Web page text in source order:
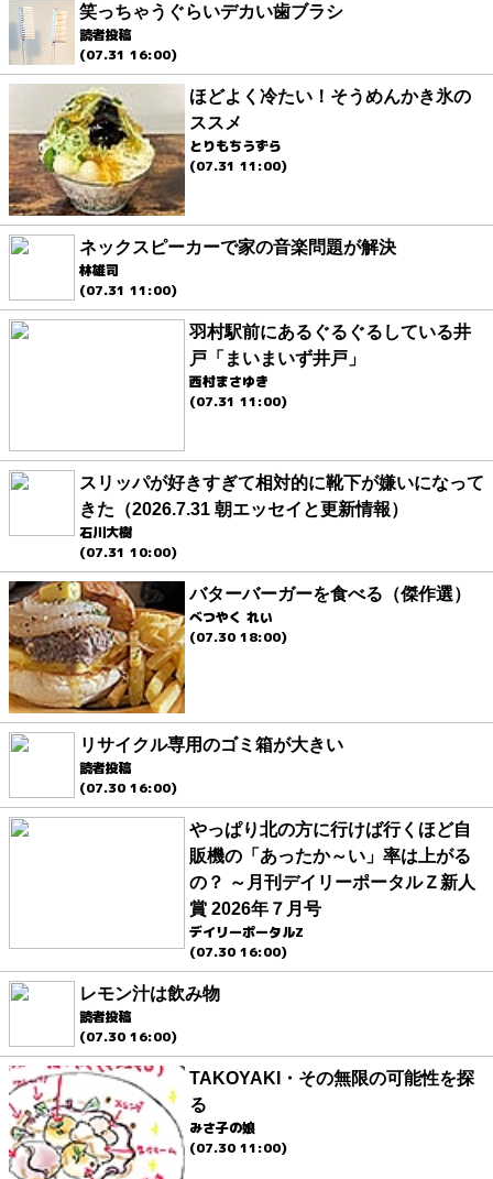
笑っちゃうぐらいデカい歯ブラシ
読者投稿
(07.31 16:00)
ほどよく冷たい！そうめんかき氷の
ススメ
とりもちうずら
(07.31 11:00)
ネックスピーカーで家の音楽問題が解決
林雄司
(07.31 11:00)
羽村駅前にあるぐるぐるしている井
戸「まいまいず井戸」
西村まさゆき
(07.31 11:00)
スリッパが好きすぎて相対的に靴下が嫌いになって
きた（2026.7.31 朝エッセイと更新情報）
石川大樹
(07.31 10:00)
バターバーガーを食べる（傑作選）
べつやく れい
(07.30 18:00)
リサイクル専用のゴミ箱が大きい
読者投稿
(07.30 16:00)
やっぱり北の方に行けば行くほど自
販機の「あったか～い」率は上がる
の？ ～月刊デイリーポータルＺ新人
賞 2026年７月号
デイリーポータルZ
(07.30 16:00)
レモン汁は飲み物
読者投稿
(07.30 16:00)
TAKOYAKI・その無限の可能性を探
る
みさ子の娘
(07.30 11:00)